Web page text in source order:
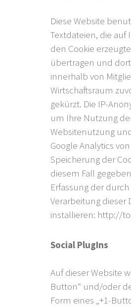
Diese Website
Textdateien, die
den Cookie
übertragen und
innerhalb von
Wirtschaftsraum
gekürzt. Die IP-
um Ihre Nutzung
Websitenutzung
Google Analytics
Speicherung der
diesem Fall
Erfassung der
Verarbeitung
installieren: http://
Social PlugIns
Auf dieser Website
Button“ und/oder
Form eines „+1-